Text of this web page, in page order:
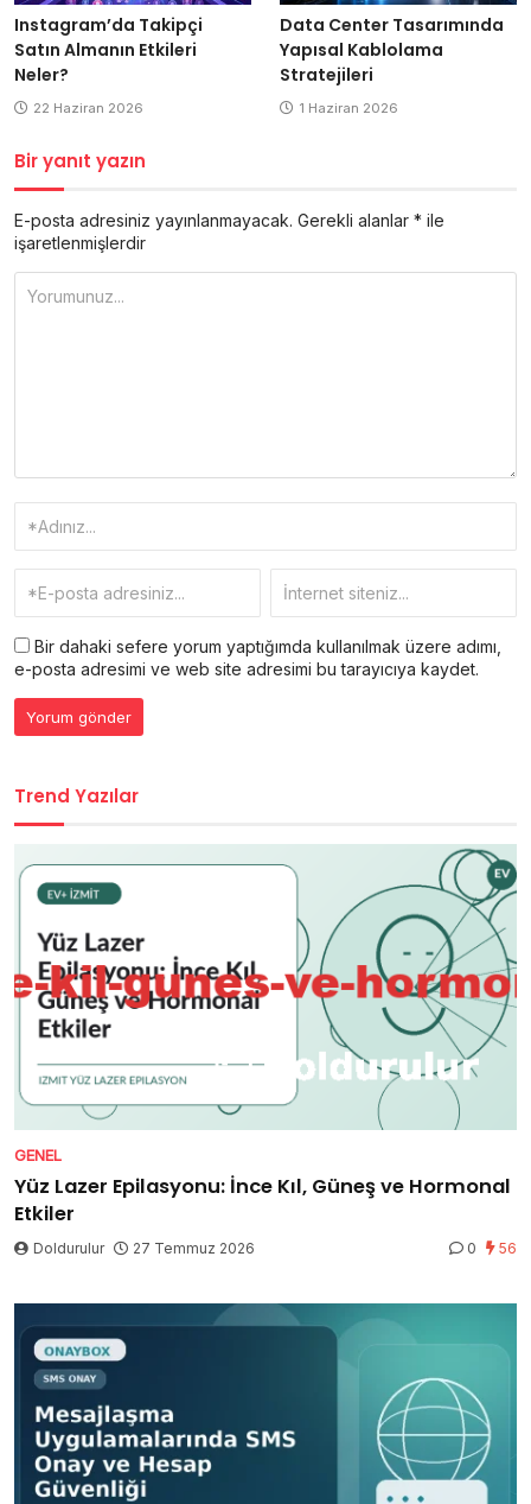
Instagram’da Takipçi
Satın Almanın Etkileri
Neler?
22 Haziran 2026
Data Center Tasarımında
Yapısal Kablolama
Stratejileri
1 Haziran 2026
Bir yanıt yazın
E-posta adresiniz yayınlanmayacak. Gerekli alanlar * ile
işaretlenmişlerdir
Bir dahaki sefere yorum yaptığımda kullanılmak üzere adımı,
e-posta adresimi ve web site adresimi bu tarayıcıya kaydet.
Trend Yazılar
GENEL
Yüz Lazer Epilasyonu: İnce Kıl, Güneş ve Hormonal
Etkiler
Doldurulur 27 Temmuz 2026 0 56